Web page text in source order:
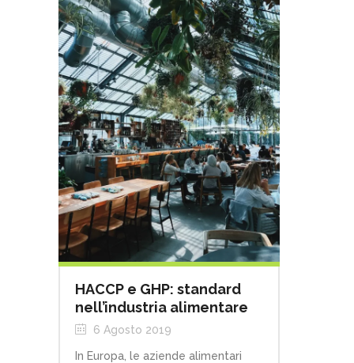
HACCP e GHP: standard
nell’industria alimentare
6 Agosto 2019
In Europa, le aziende alimentari